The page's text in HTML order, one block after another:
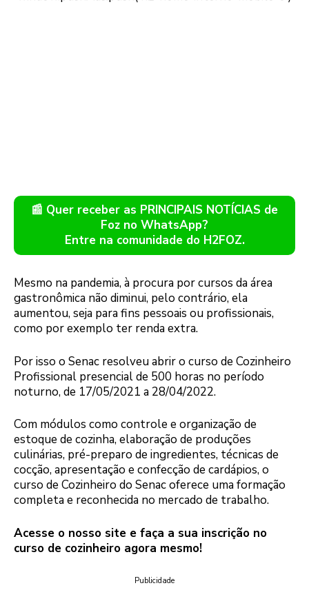
📰 Quer receber as PRINCIPAIS NOTÍCIAS de
Foz no WhatsApp?
Entre na comunidade do H2FOZ.
Mesmo na pandemia, à procura por cursos da área
gastronômica não diminui, pelo contrário, ela
aumentou, seja para fins pessoais ou profissionais,
como por exemplo ter renda extra.
Por isso o Senac resolveu abrir o curso de Cozinheiro
Profissional presencial de 500 horas no período
noturno, de 17/05/2021 a 28/04/2022.
Com módulos como controle e organização de
estoque de cozinha, elaboração de produções
culinárias, pré-preparo de ingredientes, técnicas de
cocção, apresentação e confecção de cardápios, o
curso de Cozinheiro do Senac oferece uma formação
completa e reconhecida no mercado de trabalho.
Acesse o nosso site e faça a sua inscrição no
curso de cozinheiro agora mesmo!
Publicidade